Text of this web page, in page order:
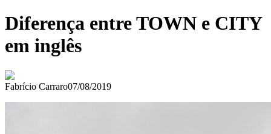
Diferença entre TOWN e CITY
em inglês
Fabrício Carraro07/08/2019